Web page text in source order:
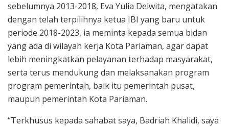
sebelumnya 2013-2018, Eva Yulia Delwita, mengatakan
dengan telah terpilihnya ketua IBI yang baru untuk
periode 2018-2023, ia meminta kepada semua bidan
yang ada di wilayah kerja Kota Pariaman, agar dapat
lebih meningkatkan pelayanan terhadap masyarakat,
serta terus mendukung dan melaksanakan program
program pemerintah, baik itu pemerintah pusat,
maupun pemerintah Kota Pariaman.
“Terkhusus kepada sahabat saya, Badriah Khalidi, saya